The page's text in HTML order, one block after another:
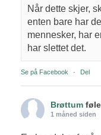
Når dette skjer,
enten bare har
mennesker, har
har slettet det.
Se på Facebook · Del
Brøttum
1 måned siden